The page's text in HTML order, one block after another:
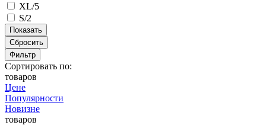
XL/5
S/2
Сбросить
Фильтр
Сортировать по:
товаров
Цене
Популярности
Новизне
товаров